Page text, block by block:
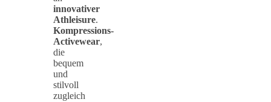
innovativer
Athleisure.
Kompressions-
Activewear,
die
bequem
und
stilvoll
zugleich